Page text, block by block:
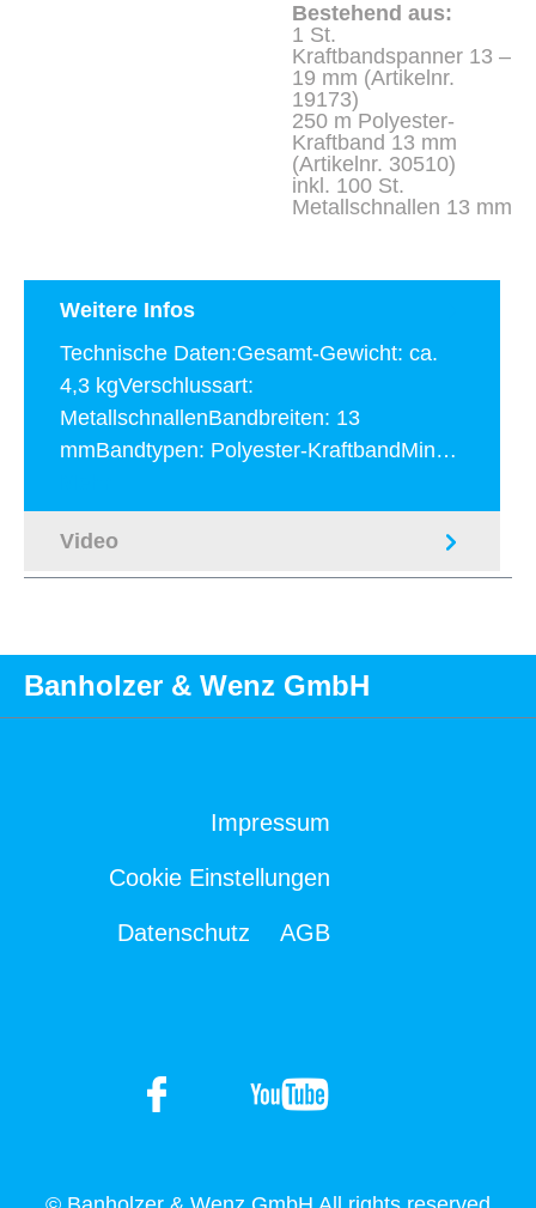
Bestehend aus:
1 St.
Kraftbandspanner 13 –
19 mm (Artikelnr.
19173)
250 m Polyester-
Kraftband 13 mm
(Artikelnr. 30510)
inkl. 100 St.
Metallschnallen 13 mm
Weitere Infos
Technische Daten:Gesamt-Gewicht: ca.
4,3 kgVerschlussart:
MetallschnallenBandbreiten: 13
mmBandtypen: Polyester-KraftbandMin…
Video
Banholzer & Wenz GmbH
Impressum
Cookie Einstellungen
Datenschutz AGB